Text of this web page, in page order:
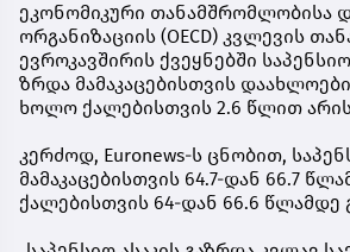
ეკონომიკური თანამშრომლობისა
ორგანიზაციის (OECD) კვლევის
ევროკავშირის ქვეყნებში
ზრდა მამაკაცებისთვის
ხოლო ქალებისთვის 2.6 წლით
კერძოდ, Euronews-ს ცნობით,
მამაკაცებისთვის 64.7-დან 66.7
ქალებისთვის 64-დან 66.6 წლამდე